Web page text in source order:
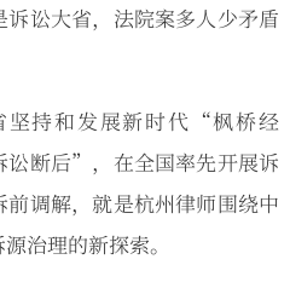
讼大省，法院案多人少矛盾
坚持和发展新时代“枫桥经
断后”，在全国率先开展诉
调解，就是杭州律师围绕中
治理的新探索。